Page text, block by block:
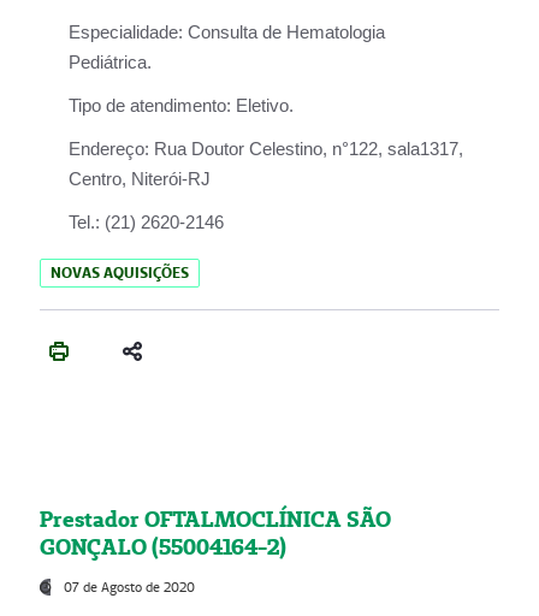
Especialidade: Consulta de Hematologia
Pediátrica.
Tipo de atendimento: Eletivo.
Endereço: Rua Doutor Celestino, n°122, sala1317,
Centro, Niterói-RJ
Tel.: (21) 2620-2146
NOVAS AQUISIÇÕES
Prestador OFTALMOCLÍNICA SÃO
GONÇALO (55004164-2)
07 de Agosto de 2020